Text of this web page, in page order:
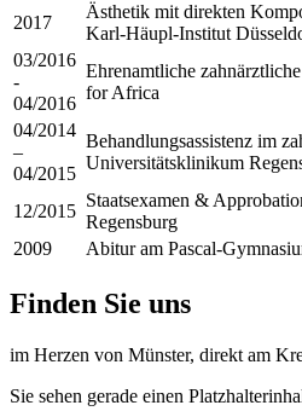
2017
Ästhetik mit direkten
Karl-Häupl-Institut
03/2016
-
04/2016
Ehrenamtliche
for Africa
04/2014
–
04/2015
Behandlungsassistenz im
Universitätsklinikum
12/2015
Staatsexamen &
Regensburg
2009
Abitur am Pascal-
Finden Sie uns
im Herzen von Münster, direkt am
Sie sehen gerade einen